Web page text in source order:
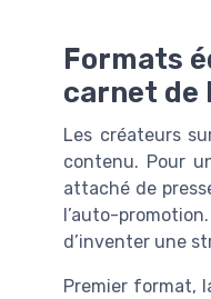
Formats
carnet de
Les créateurs
contenu. Pour
attaché de
l’auto-
d’inventer une
Premier format,